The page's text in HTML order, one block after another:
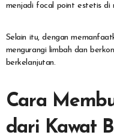
menjadi focal point estetis di
Selain itu, dengan
mengurangi limbah dan
berkelanjutan.
Cara
dari Kawat